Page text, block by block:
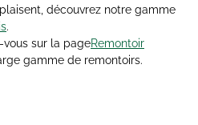
découvrez notre gamme
.
vous sur la pageRemontoir
gamme de remontoirs.